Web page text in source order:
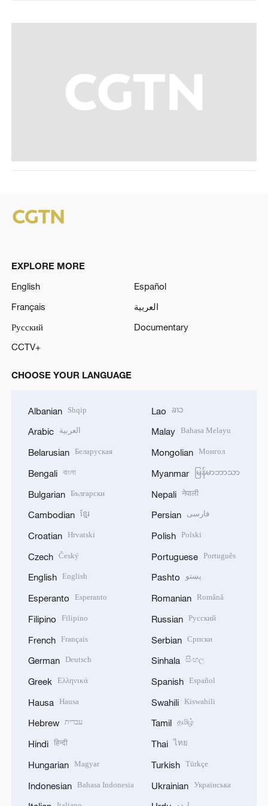
EXPLORE MORE
English
Español
Français
العربية
Русский
Documentary
CCTV+
CHOOSE YOUR LANGUAGE
Albanian Shqip
Arabic العربية
Belarusian Беларуская
Bengali বাংলা
Bulgarian Български
Cambodian ខ្មែរ
Croatian Hrvatski
Czech Český
English English
Esperanto Esperanto
Filipino Filipino
French Français
German Deutsch
Greek Ελληνικά
Hausa Hausa
Hebrew עברית
Hindi हिन्दी
Hungarian Magyar
Indonesian Bahasa Indonesia
Lao ລາວ
Malay Bahasa Melayu
Mongolian Монгол
Myanmar မြန်မာဘာသာ
Nepali नेपाली
Persian فارسی
Polish Polski
Portuguese Português
Pashto پښتو
Romanian Română
Russian Русский
Serbian Српски
Sinhala සිංහල
Spanish Español
Swahili Kiswahili
Tamil தமிழ்
Thai ไทย
Turkish Türkçe
Ukrainian Українська